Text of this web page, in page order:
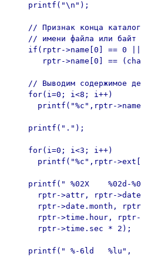
    printf("\n");
// Признак конца
// имени файла или байт
    if(rptr->name[0] == 0 ||
rptr->name[0] ==
// Выводим содержимое
    for(i=0; i<8; i++)
printf("%c",rptr-
    printf(".");
    for(i=0; i<3; i++)
printf("%c",rptr-
printf(" %02X    %02d-
rptr->attr, rptr-
rptr->date.month,
rptr->time.hour,
      rptr->time.sec * 2);
    printf(" %-6ld   %lu",